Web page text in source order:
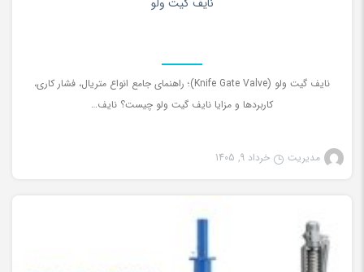
نایف گیت ولو (Knife Gate Valve)؛ راهنمای جامع انواع متریال، فشار کاری،
کاربردها و مزایا نایف گیت ولو چیست؟ نایف…
مدیریت خرداد 9, 1405